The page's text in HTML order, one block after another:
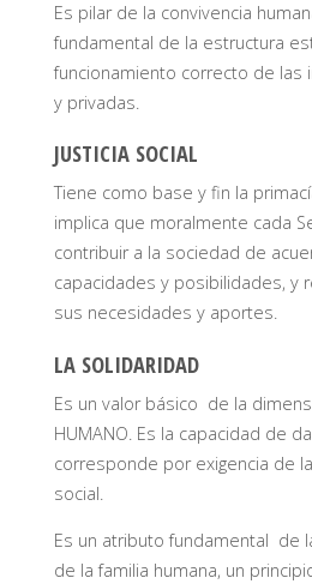
Es pilar de la convivencia
fundamental de la estructura
funcionamiento correcto de las
y privadas.
JUSTICIA SOCIAL
Tiene como base y fin la
implica que moralmente cada
contribuir a la sociedad de
capacidades y posibilidades, y
sus necesidades y aportes.
LA SOLIDARIDAD
Es un valor básico de la
HUMANO. Es la capacidad de
corresponde por exigencia de
social.
Es un atributo fundamental de
de la familia humana, un